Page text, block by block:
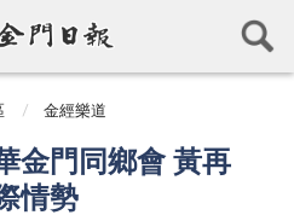
金經樂道
金門同鄉會 黃再
情勢